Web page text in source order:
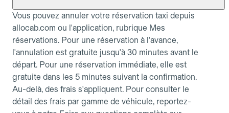
Vous pouvez annuler votre réservation taxi depuis
allocab.com ou l'application, rubrique Mes
réservations. Pour une réservation à l'avance,
l'annulation est gratuite jusqu'à 30 minutes avant le
départ. Pour une réservation immédiate, elle est
gratuite dans les 5 minutes suivant la confirmation.
Au-delà, des frais s'appliquent. Pour consulter le
détail des frais par gamme de véhicule, reportez-